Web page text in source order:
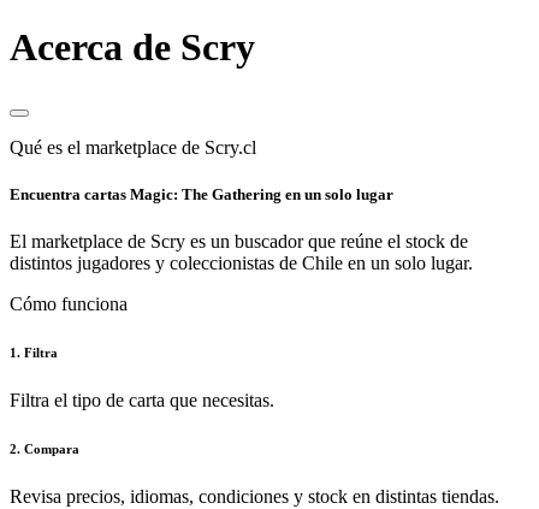
Acerca de Scry
Qué es el marketplace de Scry.cl
Encuentra cartas Magic: The Gathering en un solo lugar
El marketplace de Scry es un buscador que reúne el stock de
distintos jugadores y coleccionistas de Chile en un solo lugar.
Cómo funciona
1. Filtra
Filtra el tipo de carta que necesitas.
2. Compara
Revisa precios, idiomas, condiciones y stock en distintas tiendas.